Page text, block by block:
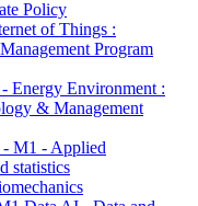
Policy
of Things :
Program
Energy Environment :
& Management
M1 - Applied
statistics